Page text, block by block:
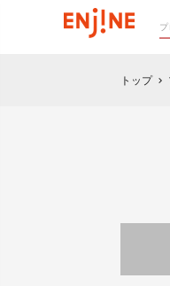
トップ chevron_right